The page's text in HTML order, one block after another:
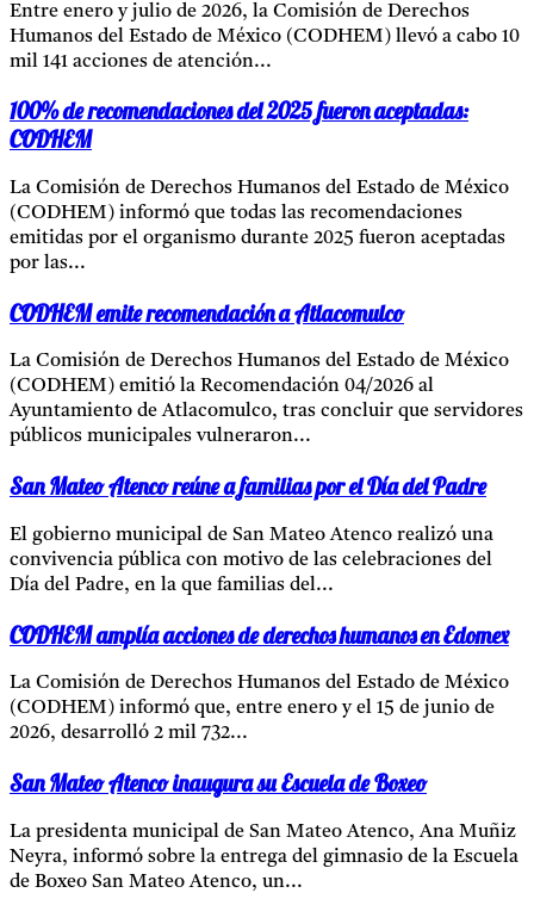
Entre enero y julio de 2026, la Comisión de Derechos
Humanos del Estado de México (CODHEM) llevó a cabo 10
mil 141 acciones de atención...
100% de recomendaciones del 2025 fueron aceptadas:
CODHEM
La Comisión de Derechos Humanos del Estado de México
(CODHEM) informó que todas las recomendaciones
emitidas por el organismo durante 2025 fueron aceptadas
por las...
CODHEM emite recomendación a Atlacomulco
La Comisión de Derechos Humanos del Estado de México
(CODHEM) emitió la Recomendación 04/2026 al
Ayuntamiento de Atlacomulco, tras concluir que servidores
públicos municipales vulneraron...
San Mateo Atenco reúne a familias por el Día del Padre
El gobierno municipal de San Mateo Atenco realizó una
convivencia pública con motivo de las celebraciones del
Día del Padre, en la que familias del...
CODHEM amplía acciones de derechos humanos en Edomex
La Comisión de Derechos Humanos del Estado de México
(CODHEM) informó que, entre enero y el 15 de junio de
2026, desarrolló 2 mil 732...
San Mateo Atenco inaugura su Escuela de Boxeo
La presidenta municipal de San Mateo Atenco, Ana Muñiz
Neyra, informó sobre la entrega del gimnasio de la Escuela
de Boxeo San Mateo Atenco, un...